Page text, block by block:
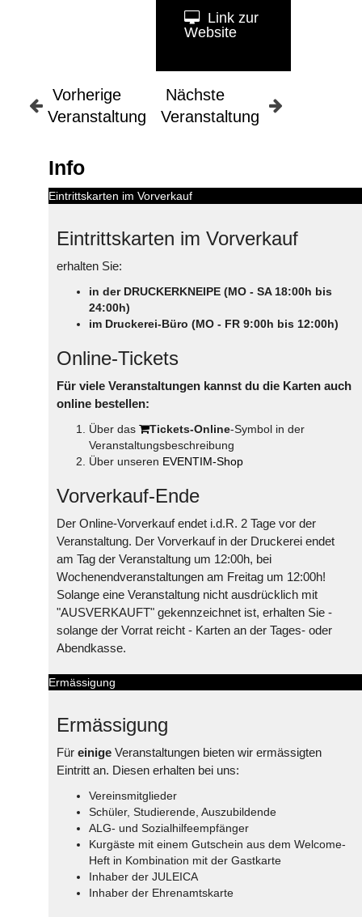
Link zur
Website
Vorherige
Veranstaltung
Nächste
Veranstaltung
Info
Eintrittskarten im Vorverkauf
Eintrittskarten im Vorverkauf
erhalten Sie:
in der DRUCKERKNEIPE (MO - SA 18:00h bis
24:00h)
im Druckerei-Büro (MO - FR 9:00h bis 12:00h)
Online-Tickets
Für viele Veranstaltungen kannst du die Karten auch
online bestellen:
Über das Tickets-Online-Symbol in der
Veranstaltungsbeschreibung
Über unseren EVENTIM-Shop
Vorverkauf-Ende
Der Online-Vorverkauf endet i.d.R. 2 Tage vor der
Veranstaltung. Der Vorverkauf in der Druckerei endet
am Tag der Veranstaltung um 12:00h, bei
Wochenendveranstaltungen am Freitag um 12:00h!
Solange eine Veranstaltung nicht ausdrücklich mit
"AUSVERKAUFT" gekennzeichnet ist, erhalten Sie -
solange der Vorrat reicht - Karten an der Tages- oder
Abendkasse.
Ermässigung
Ermässigung
Für einige Veranstaltungen bieten wir ermässigten
Eintritt an. Diesen erhalten bei uns:
Vereinsmitglieder
Schüler, Studierende, Auszubildende
ALG- und Sozialhilfeempfänger
Kurgäste mit einem Gutschein aus dem Welcome-
Heft in Kombination mit der Gastkarte
Inhaber der JULEICA
Inhaber der Ehrenamtskarte